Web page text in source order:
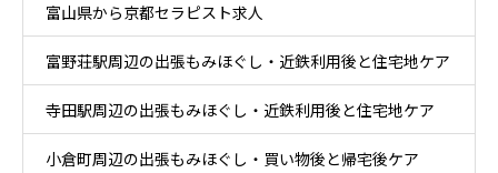
富山県から京都セラピスト求人
富野荘駅周辺の出張もみほぐし・近鉄利用後と住宅地ケア
寺田駅周辺の出張もみほぐし・近鉄利用後と住宅地ケア
小倉町周辺の出張もみほぐし・買い物後と帰宅後ケア